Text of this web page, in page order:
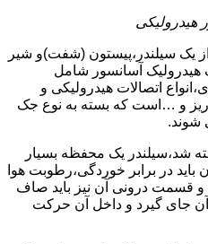
هیدرولیکی
یک سیلندر،پیستون (شفت)و شیر
هیدرولیک آسانسور شامل
اتصالات هیدرولیکی و
و …است که بسته به نوع جک
شوند.
شد،سیلندر یک محفظه بسیار
در برابر خوردگی،رطوبت هوا
قسمت درونی آن نیز باید صاف
جای گیرد و داخل آن حرکت